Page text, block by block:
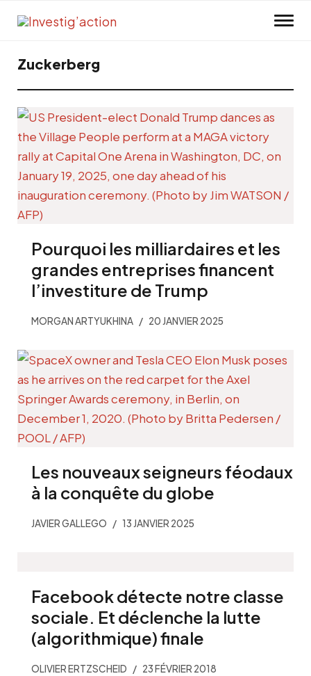
Zuckerberg
Pourquoi les milliardaires et les
grandes entreprises financent
l’investiture de Trump
MORGAN ARTYUKHINA 20 JANVIER 2025
Les nouveaux seigneurs féodaux
à la conquête du globe
JAVIER GALLEGO 13 JANVIER 2025
Facebook détecte notre classe
sociale. Et déclenche la lutte
(algorithmique) finale
OLIVIER ERTZSCHEID 23 FÉVRIER 2018